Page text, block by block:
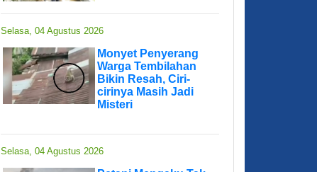
Selasa, 04 Agustus 2026
Monyet Penyerang
Warga Tembilahan
Bikin Resah, Ciri-
cirinya Masih Jadi
Misteri
Selasa, 04 Agustus 2026